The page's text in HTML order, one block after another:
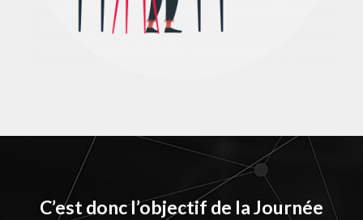
C’est donc l’objectif de la Journée